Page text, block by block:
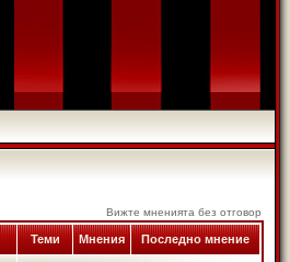
Вижте мненията без отговор
Теми Мнения Последно мнение